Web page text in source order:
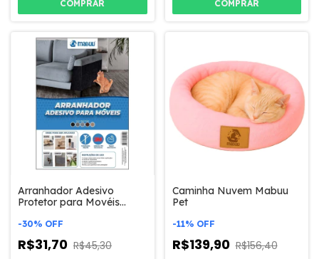
COMPRAR COMPRAR
Arranhador Adesivo
Protetor para Movéis
-30% OFF
R$31,70 R$45,30
Caminha Nuvem Mabuu
Pet
-11% OFF
R$139,90 R$156,40